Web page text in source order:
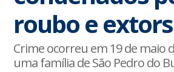
roubo e
Crime ocorreu em 19 de maio
uma família de São Pedro do